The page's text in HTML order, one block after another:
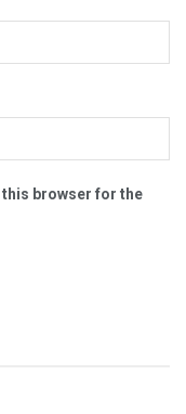
this browser for the